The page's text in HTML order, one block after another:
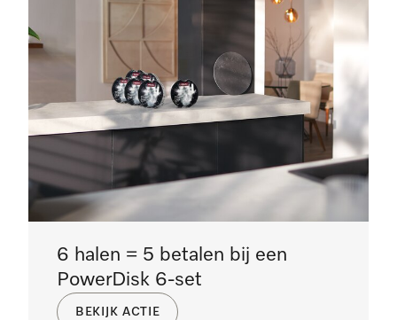
6 halen = 5 betalen bij een
PowerDisk 6-set
BEKIJK ACTIE